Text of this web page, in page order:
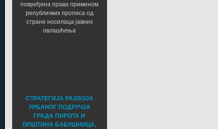
повређена права применом
републичких прописа од
стране носилаца јавних
овлашћења
СТРАТЕГИЈА РАЗВОЈА
УРБАНОГ ПОДРУЧЈА
ГРАДА ПИРОТА И
ОПШТИНА БАБУШНИЦА,